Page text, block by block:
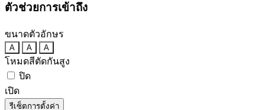
ตัวช่วยการเข้าถึง
ขนาดตัวอักษร
A A A
โหมดสีตัดกันสูง
ปิด
เปิด
รีเซ็ตการตั้งค่า